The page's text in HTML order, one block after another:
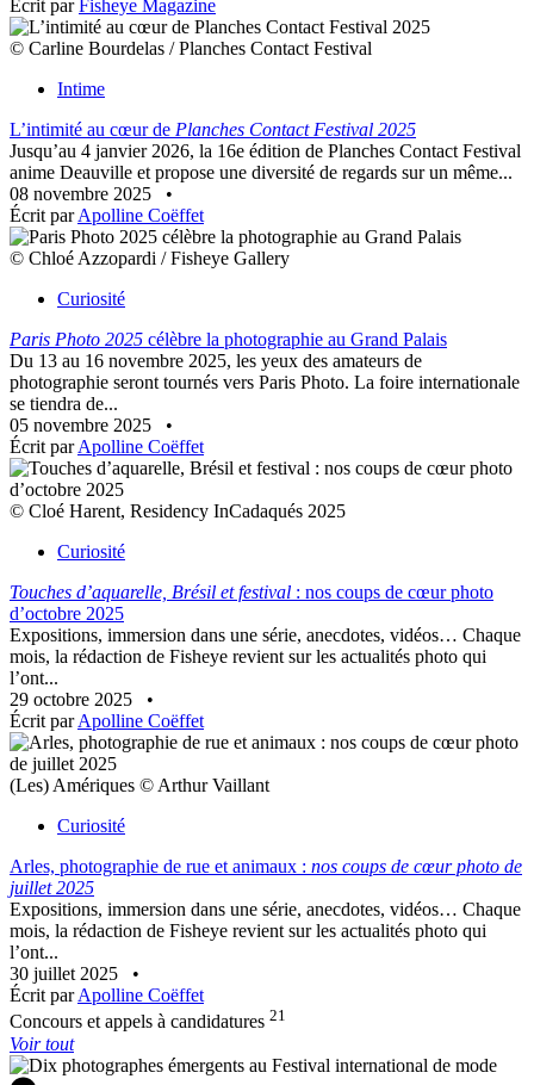
Écrit par Fisheye Magazine
© Carline Bourdelas / Planches Contact Festival
Intime
L’intimité au cœur de Planches Contact Festival 2025
Jusqu’au 4 janvier 2026, la 16e édition de Planches Contact Festival
anime Deauville et propose une diversité de regards sur un même...
08 novembre 2025
•
Écrit parApolline Coëffet
© Chloé Azzopardi / Fisheye Gallery
Curiosité
Paris Photo 2025 célèbre la photographie au Grand Palais
Du 13 au 16 novembre 2025, les yeux des amateurs de
photographie seront tournés vers Paris Photo. La foire internationale
se tiendra de...
05 novembre 2025
•
Écrit parApolline Coëffet
© Cloé Harent, Residency InCadaqués 2025
Curiosité
Touches d’aquarelle, Brésil et festival : nos coups de cœur photo
d’octobre 2025
Expositions, immersion dans une série, anecdotes, vidéos… Chaque
mois, la rédaction de Fisheye revient sur les actualités photo qui
l’ont...
29 octobre 2025
•
Écrit parApolline Coëffet
(Les) Amériques © Arthur Vaillant
Curiosité
Arles, photographie de rue et animaux : nos coups de cœur photo de
juillet 2025
Expositions, immersion dans une série, anecdotes, vidéos… Chaque
mois, la rédaction de Fisheye revient sur les actualités photo qui
l’ont...
30 juillet 2025
•
Écrit parApolline Coëffet
Concours et appels à candidatures 21
Voir tout